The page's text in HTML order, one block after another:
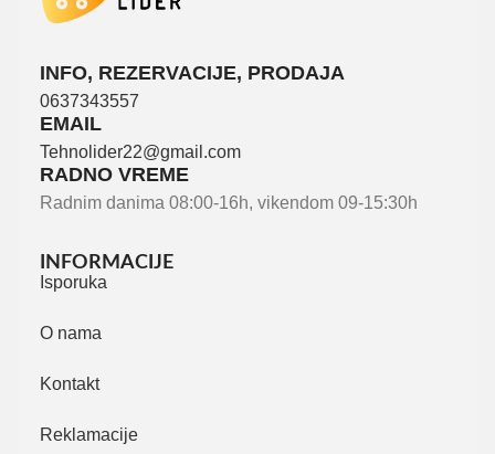
INFO, REZERVACIJE, PRODAJA
0637343557
EMAIL
Tehnolider22@gmail.com
RADNO VREME
Radnim danima 08:00-16h, vikendom 09-15:30h
INFORMACIJE
Isporuka
O nama
Kontakt
Reklamacije